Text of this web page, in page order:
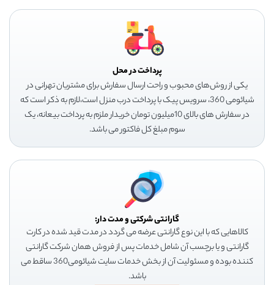
پرداخت در محل
یکی از روش‌های محبوب و راحت ارسال سفارش برای مشتریان تهرانی در
شیائومی 360، سرویس پیک با پرداخت درب منزل است،لازم به ذکر است که
در سفارش های بالای 10میلیون تومان خریدار ملزم به پرداخت بیعانه، یک
سوم مبلغ کل فاکتور می باشد.
گارانتی شرکتی و مدت دار:
کالاهایی که با این نوع گارانتی عرضه می گردد در مدت قید شده در کارت
گارانتی و یا برچسب آن شامل خدمات پس از فروش همان شرکت گارانتی
کننده بوده و مسئولیت آن از بخش خدمات سایت شیائومی360 ساقط می
باشد.